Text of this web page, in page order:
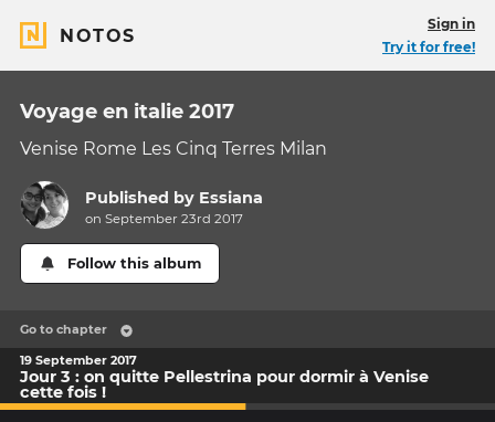
NOTOS
Sign in
Try it for free!
Voyage en italie 2017
Venise Rome Les Cinq Terres Milan
Published by Essiana
on September 23rd 2017
Follow this album
Go to chapter
19 September 2017
Jour 3 : on quitte Pellestrina pour dormir à Venise
cette fois !